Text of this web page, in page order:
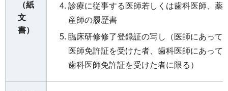
（紙
文
書）
診療に従事する医師若しくは歯科医師、薬
産師の履歴書
臨床研修修了登録証の写し（医師にあって
医師免許証を受けた者、歯科医師にあって
歯科医師免許証を受けた者に限る）